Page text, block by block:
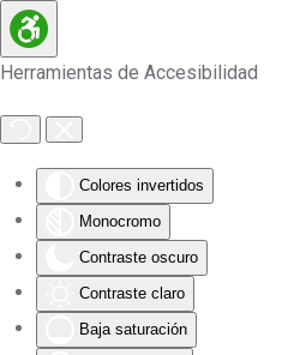
Herramientas de Accesibilidad
Colores invertidos
Monocromo
Contraste oscuro
Contraste claro
Baja saturación
Skip to main content